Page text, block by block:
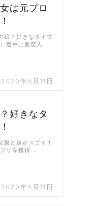
は元プロ
2020年6月11日
娘？好きなタイプ
選手に新恋人 …
好きなタ
2020年6月11日
と妹がスゴイ！
リを獲得 …